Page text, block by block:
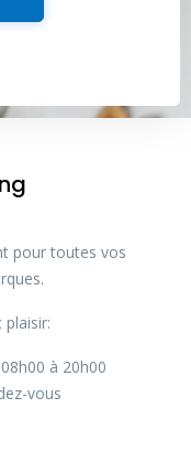
pour toutes vos
à 20h00
vous